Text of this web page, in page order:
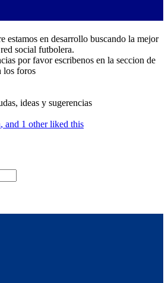
estamos en desarrollo buscando la mejor
social futbolera.
por favor escribenos en la seccion de
los foros
ideas y sugerencias
, and 1 other liked this